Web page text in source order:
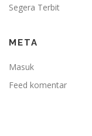
Segera Terbit
META
Masuk
Feed komentar